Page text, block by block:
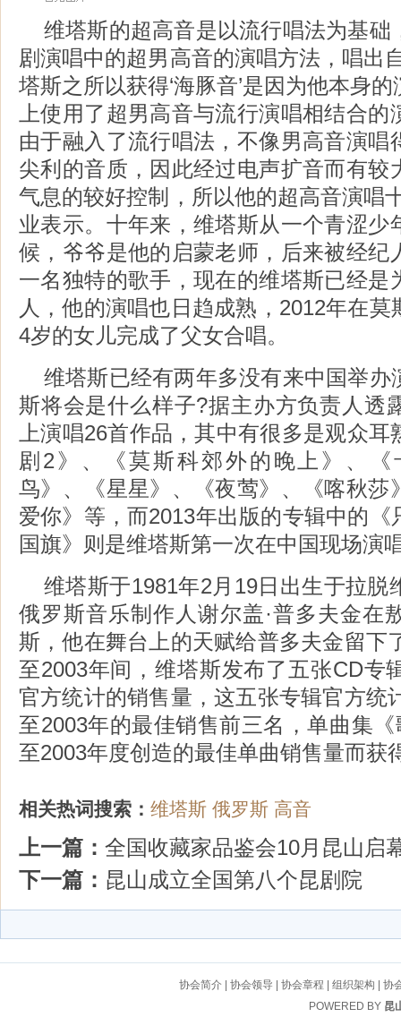
维塔斯的超高音是以流行唱法为基础
剧演唱中的超男高音的演唱方法，唱出
塔斯之所以获得‘海豚音’是因为他本身
上使用了超男高音与流行演唱相结合
由于融入了流行唱法，不像男高音演唱
尖利的音质，因此经过电声扩音而有较
气息的较好控制，所以他的超高音演唱
业表示。十年来，维塔斯从一个青涩少
候，爷爷是他的启蒙老师，后来被经纪
一名独特的歌手，现在的维塔斯已经是
人，他的演唱也日趋成熟，2012年在
4岁的女儿完成了父女合唱。
维塔斯已经有两年多没有来中国举办
斯将会是什么样子?据主办方负责人透
上演唱26首作品，其中有很多是观众
剧2》、《莫斯科郊外的晚上》、
鸟》、《星星》、《夜莺》、《喀秋莎
爱你》等，而2013年出版的专辑中的
国旗》则是维塔斯第一次在中国现场演
维塔斯于1981年2月19日出生于拉脱
俄罗斯音乐制作人谢尔盖·普多夫金在
斯，他在舞台上的天赋给普多夫金留下
至2003年间，维塔斯发布了五张CD专
官方统计的销售量，这五张专辑官方统
至2003年的最佳销售前三名，单曲集
至2003年度创造的最佳单曲销售量而获
相关热词搜索： 维塔斯 俄罗斯 高音
上一篇： 全国收藏家品鉴会10月昆山启
下一篇： 昆山成立全国第八个昆剧院
协会简介 |协会领导 |协会章程 |组织架构 |协
POWERED BY 昆